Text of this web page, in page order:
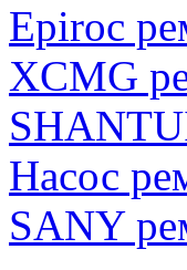
Epiroc
XCMG
Насос
SANY